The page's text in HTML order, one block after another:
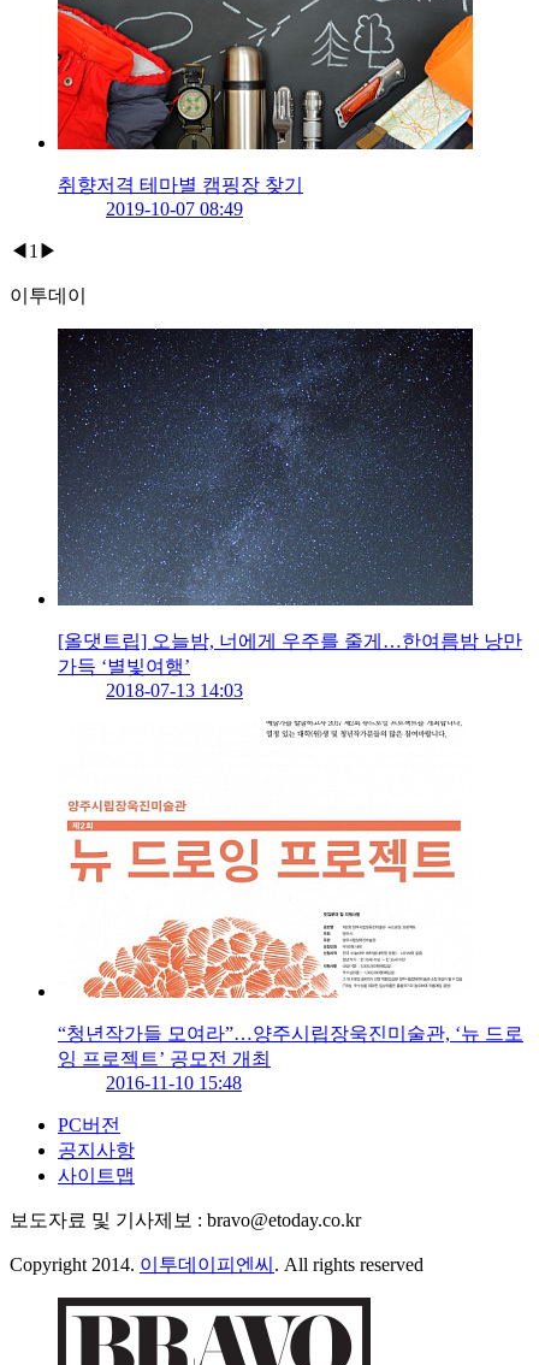
취향저격 테마별 캠핑장 찾기
2019-10-07 08:49
◀ 1 ▶
이투데이
[올댓트립] 오늘밤, 너에게 우주를 줄게…한여름밤 낭만
가득 ‘별빛여행’
2018-07-13 14:03
“청년작가들 모여라”…양주시립장욱진미술관, ‘뉴 드로
잉 프로젝트’ 공모전 개최
2016-11-10 15:48
PC버전
공지사항
사이트맵
보도자료 및 기사제보 : bravo@etoday.co.kr
Copyright 2014. 이투데이피엔씨 . All rights reserved